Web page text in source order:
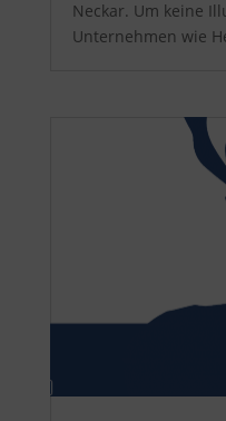
Neckar. Um keine
Unternehmen wie